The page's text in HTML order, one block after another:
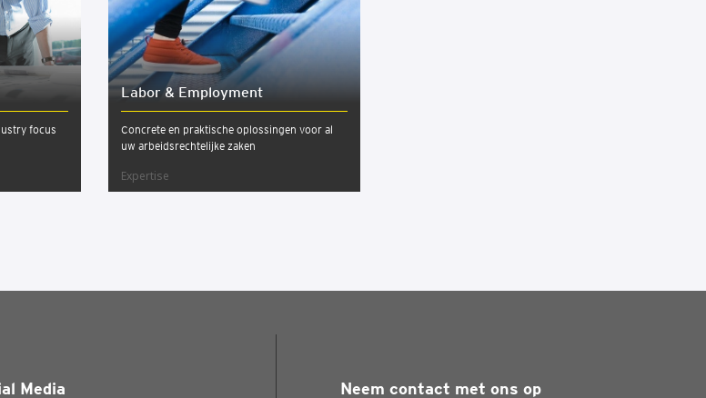
focus
Labor & Employ­ment
Concrete en praktische oplossingen voor al
uw arbeidsrechtelijke zaken
Expertise
Media Neem contact met ons op